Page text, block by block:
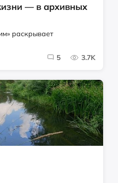
— в архивных
раскрывает
5 3.7K